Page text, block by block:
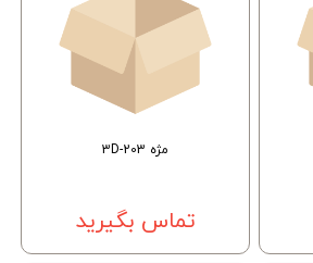
مژه 3D-203
تماس بگیرید